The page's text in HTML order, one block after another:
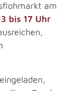
am
bis 17 Uhr